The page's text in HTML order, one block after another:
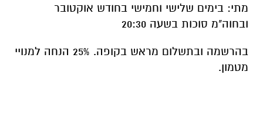
מתי: בימים שלישי וחמישי בחודש אוקטובר
ובחוה"מ סוכות בשעה 20:30
בהרשמה ובתשלום מראש בקופה. 25% הנחה למנויי
מטמון.